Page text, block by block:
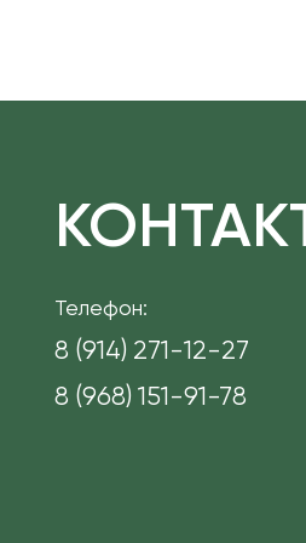
Телефон:
8 (914) 271-12-27
8 (968) 151-91-78